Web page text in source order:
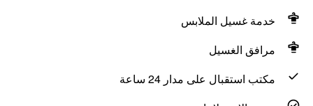
خدمة غسيل الملابس
مرافق الغسيل
مكتب استقبال على مدار 24 ساعة